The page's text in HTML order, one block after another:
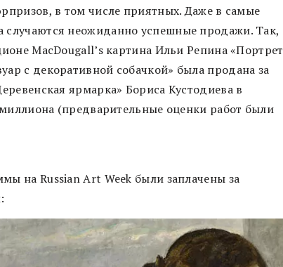
в том числе приятных. Даже в самые
случаются неожиданно успешные продажи. Так,
MacDougall’s картина Ильи Репина «Портрет
с декоративной собачкой» была продана за
ярмарка» Бориса Кустодиева в
миллиона (предварительные оценки работ были
на Russian Art Week были заплачены за